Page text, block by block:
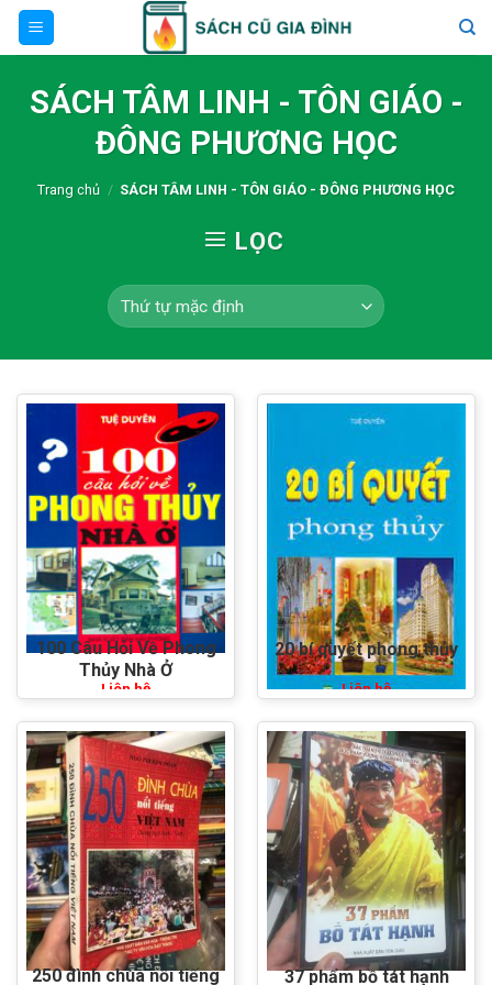
Skip
SÁCH TÂM LINH - TÔN GIÁO -
ĐÔNG PHƯƠNG HỌC
Trang chủ / SÁCH TÂM LINH - TÔN GIÁO - ĐÔNG PHƯƠNG HỌC
LỌC
100 Câu Hỏi Về Phong
Thủy Nhà Ở
Liên hệ
20 bí quyết phong thủy
Liên hệ
250 đình chùa nổi tiếng
37 phẩm bồ tát hạnh